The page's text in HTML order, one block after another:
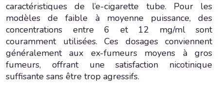
caractéristiques de l’e-cigarette tube. Pour les
modèles de faible à moyenne puissance, des
concentrations entre 6 et 12 mg/ml sont
couramment utilisées. Ces dosages conviennent
généralement aux ex-fumeurs moyens à gros
fumeurs, offrant une satisfaction nicotinique
suffisante sans être trop agressifs.